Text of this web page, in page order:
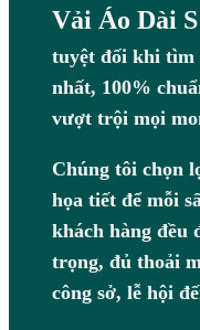
Vải Áo Dài S
tuyệt đối khi tìm
nhất, 100%
vượt trội mọi
Chúng tôi chọn
họa tiết để mỗi
khách hàng đều
trọng, đủ thoải
công sở, lễ hội